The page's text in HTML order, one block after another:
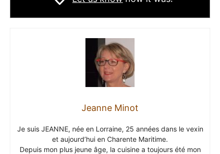
Jeanne Minot
Je suis JEANNE, née en Lorraine, 25 années dans le vexin
et aujourd’hui en Charente Maritime.
Depuis mon plus jeune âge, la cuisine a toujours été mon